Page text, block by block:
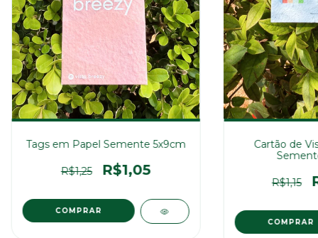
Tags em Papel Semente 5x9cm
R$1,25 R$1,05
COMPRAR
Cartão de
R$1,15
COMPRAR